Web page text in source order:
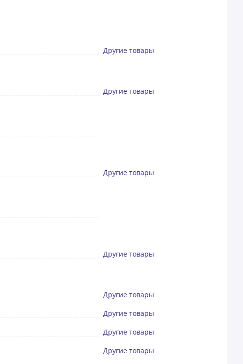
Другие товары
Другие товары
Другие товары
Другие товары
Другие товары
Другие товары
Другие товары
Другие товары